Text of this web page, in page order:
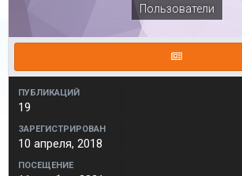
Пользователи
ПУБЛИКАЦИЙ
19
ЗАРЕГИСТРИРОВАН
10 апреля, 2018
ПОСЕЩЕНИЕ